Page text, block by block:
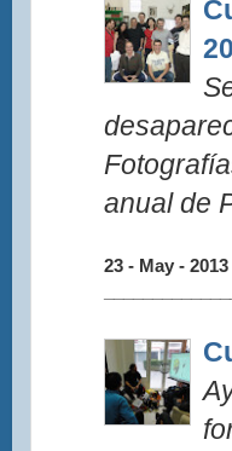
anual de
23 - May - 2013